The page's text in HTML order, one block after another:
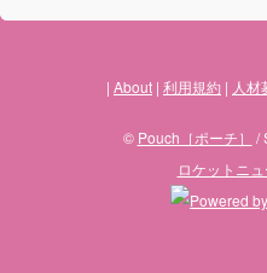
About 利用規約 人材
© Pouch［ポーチ］
/
ロケットニ